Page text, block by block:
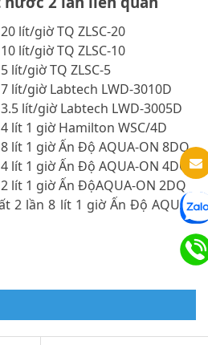
lít/giờ TQ ZLSC-20
lít/giờ TQ ZLSC-10
lít/giờ TQ ZLSC-5
lít/giờ Labtech LWD-3010D
lít/giờ Labtech LWD-3005D
lít 1 giờ Hamilton WSC/4D
lít 1 giờ Ấn Độ AQUA-ON 8DQ
lít 1 giờ Ấn Độ AQUA-ON 4DQ
lít 1 giờ Ấn ĐộAQUA-ON 2DQ
2 lần 8 lít 1 giờ Ấn Độ AQUA-